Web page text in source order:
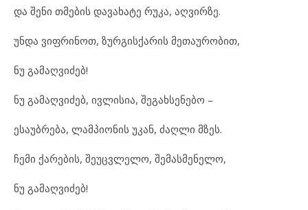
და შენი თმების დავახატე რუკა, აღვირზე.
უნდა ვიფრინოთ, ზურგისქარის მეთაურობით,
ნუ გამაღვიძებ!
ნუ გამაღვიძებ, ივლისია, შეგახსენებო –
ესაუბრება, ლამპიონის უკან, ძაღლი მზეს.
ჩემი ქარების, შეუცვლელო, შემასმენელო,
ნუ გამაღვიძებ!